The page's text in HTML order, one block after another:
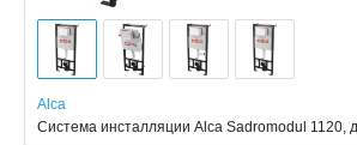
Alca
Cистема инсталляции Alca Sadromodul 1120,